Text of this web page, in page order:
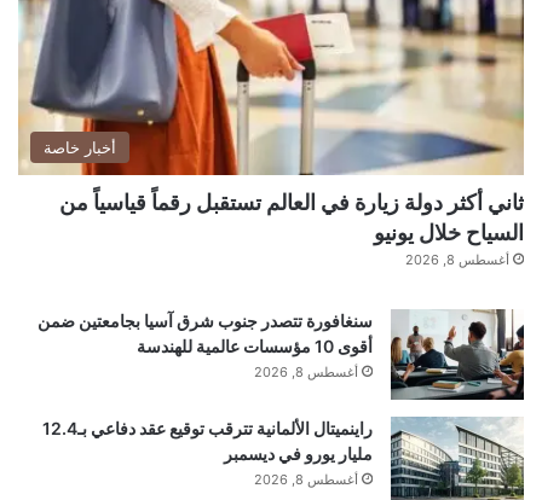
جرّ لبنان إلى مواجهة جديدة
شارك هذا الموضوع:
فيس بوك X
معجب بهذه:
ج
ر
ي
ا
ل
ت
الضاحية جر حماس
لبنان مواجهة يستهدف
أخبار خاصة
ثاني أكثر دولة زيارة في العالم تستقبل رقماً قياسياً من
السياح خلال يونيو
أغسطس 8, 2026
سنغافورة تتصدر جنوب شرق آسيا بجامعتين ضمن
أقوى 10 مؤسسات عالمية للهندسة
أغسطس 8, 2026
راينميتال الألمانية تترقب توقيع عقد دفاعي بـ12.4
مليار يورو في ديسمبر
أغسطس 8, 2026